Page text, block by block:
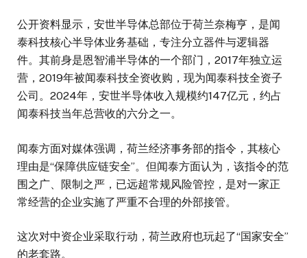
公开资料显示，安世半导体总部位于荷兰奈梅亨，是闻
泰科技核心半导体业务基础，专注分立器件与逻辑器
件。其前身是恩智浦半导体的一个部门，2017年独立运
营，2019年被闻泰科技全资收购，现为闻泰科技全资子
公司。2024年，安世半导体收入规模约147亿元，约占
闻泰科技当年总营收的六分之一。
闻泰方面对媒体强调，荷兰经济事务部的指令，其核心
理由是“保障供应链安全”。但闻泰方面认为，该指令的范
围之广、限制之严，已远超常规风险管控，是对一家正
常经营的企业实施了严重不合理的外部接管。
这次对中资企业采取行动，荷兰政府也玩起了“国家安全”
的老套路。